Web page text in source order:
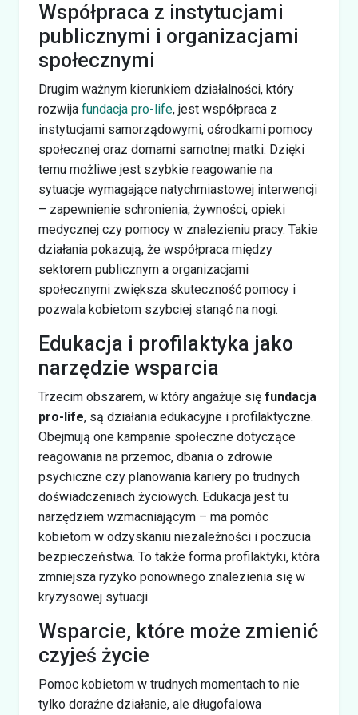
Współpraca z instytucjami
publicznymi i organizacjami
społecznymi
Drugim ważnym kierunkiem działalności, który
rozwija fundacja pro-life, jest współpraca z
instytucjami samorządowymi, ośrodkami pomocy
społecznej oraz domami samotnej matki. Dzięki
temu możliwe jest szybkie reagowanie na
sytuacje wymagające natychmiastowej interwencji
– zapewnienie schronienia, żywności, opieki
medycznej czy pomocy w znalezieniu pracy. Takie
działania pokazują, że współpraca między
sektorem publicznym a organizacjami
społecznymi zwiększa skuteczność pomocy i
pozwala kobietom szybciej stanąć na nogi.
Edukacja i profilaktyka jako
narzędzie wsparcia
Trzecim obszarem, w który angażuje się fundacja
pro-life, są działania edukacyjne i profilaktyczne.
Obejmują one kampanie społeczne dotyczące
reagowania na przemoc, dbania o zdrowie
psychiczne czy planowania kariery po trudnych
doświadczeniach życiowych. Edukacja jest tu
narzędziem wzmacniającym – ma pomóc
kobietom w odzyskaniu niezależności i poczucia
bezpieczeństwa. To także forma profilaktyki, która
zmniejsza ryzyko ponownego znalezienia się w
kryzysowej sytuacji.
Wsparcie, które może zmienić
czyjeś życie
Pomoc kobietom w trudnych momentach to nie
tylko doraźne działanie, ale długofalowa